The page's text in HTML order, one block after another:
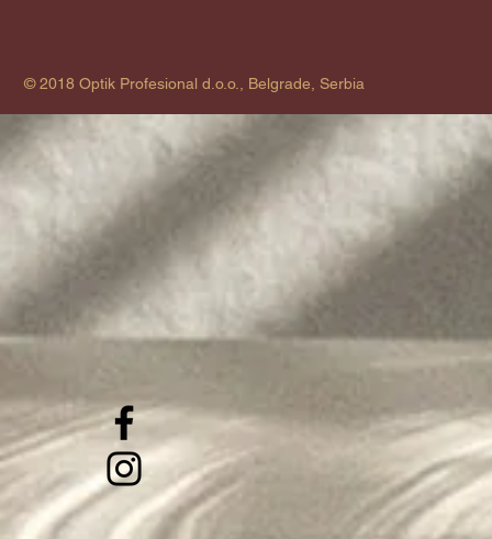
© 2018 Optik Profesional d.o.o., Belgrade, Serbia